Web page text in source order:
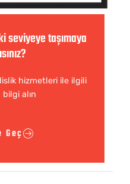
seviyeye taşımaya
hizmetleri ile ilgili
alın